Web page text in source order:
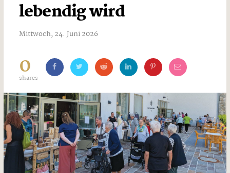
lebendig wird
Mittwoch, 24. Juni 2026
0
shares